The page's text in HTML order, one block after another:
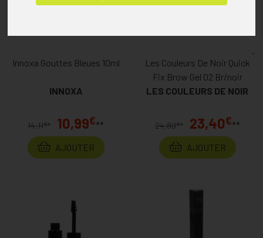
Innoxa Gouttes Bleues 10ml
INNOXA
14,11€* 10,99€**
AJOUTER
Les Couleurs De Noir Quick
Fix Brow Gel 02 Br/noir
LES COULEURS DE NOIR
24,89€ * 23,40€**
AJOUTER